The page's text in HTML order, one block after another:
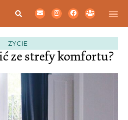
ŻYCIE
ze strefy komfortu?